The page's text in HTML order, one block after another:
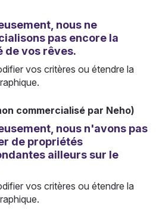
nous ne
pas encore la
de vos rêves.
vos critères ou étendre la
commercialisé par Neho)
nous n'avons pas
de propriétés
ailleurs sur le
vos critères ou étendre la